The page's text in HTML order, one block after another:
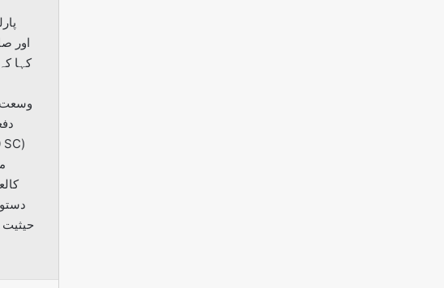
کہا
وسعت